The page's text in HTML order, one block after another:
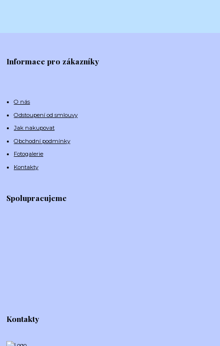
Informace pro zákazníky
O nás
Odstoupení od smlouvy
Jak nakupovat
Obchodní podmínky
Fotogalerie
Kontakty
Spolupracujeme
Kontakty